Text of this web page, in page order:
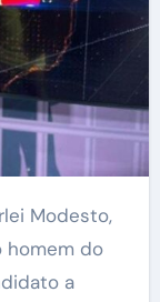
homem do
a